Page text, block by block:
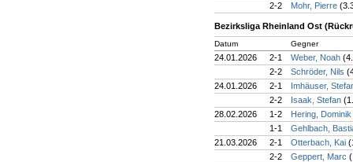
2-2
Mohr, Pierre
Bezirksliga Rheinland Ost
Datum Gegner
24.01.2026 2-1 Weber, Noah
2-2
Schröder, Nils
24.01.2026
2-1
Imhäuser,
2-2
Isaak, Stefan
28.02.2026
1-2
Hering, Dominik
1-1
Gehlbach,
21.03.2026
2-1 Otterbach, Kai
2-2
Geppert, Marc